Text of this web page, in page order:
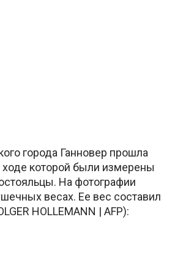
города Ганновер прошла
ходе которой были измерены
На фотографии
весах. Ее вес составил
HOLLEMANN | AFP):